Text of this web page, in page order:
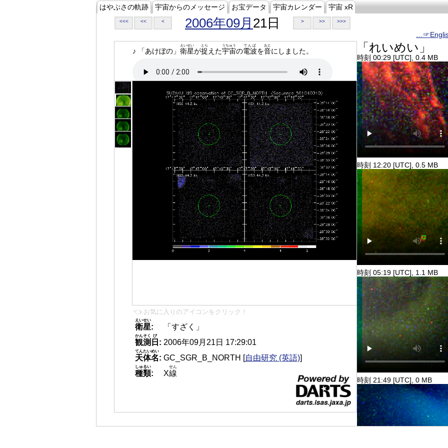
はやぶさの軌跡 宇宙からのメッセージ お宝データ 宇宙カレンダー 宇宙 xR
<<< << < 2006年09月 21日 > >> >>>
♪ 「あけぼの」 衛星
えいせい
が捉
とら
えた宇宙
うちゅう
の電波
でんぱ
を音
おと
にしました。
👈 お気に入りのアイコンをクリック！
衛星
えいせい
:
「すざく」
観測
かんそく
日
び
: 2006年09月21日 17:29:01
天体名
てんたいめい
: GC_SGR_B_NORTH [自由研究 (英語)]
種類
しゅるい
: X線
せん
「れいめい」
時刻 00:29 [UTC], 0.4 MB
時刻 12:20 [UTC], 0.5 MB
時刻 05:19 [UTC], 1.1 MB
時刻 21:49 [UTC], 0 MB